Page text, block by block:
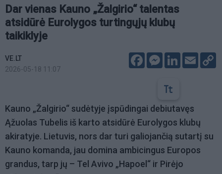
Dar vienas Kauno „Žalgirio“ talentas
atsidūrė Eurolygos turtingųjų klubų
taikiklyje
VE.LT
2026-05-18 11:07
FacebookMessenger
LinkedIn
Email
Kauno „Žalgirio“ sudėtyje įspūdingai debiutavęs
Ąžuolas Tubelis iš karto atsidūrė Eurolygos klubų
akiratyje. Lietuvis, nors dar turi galiojančią sutartį su
Kauno komanda, jau domina ambicingus Europos
grandus, tarp jų – Tel Avivo „Hapoel“ ir Pirėjo